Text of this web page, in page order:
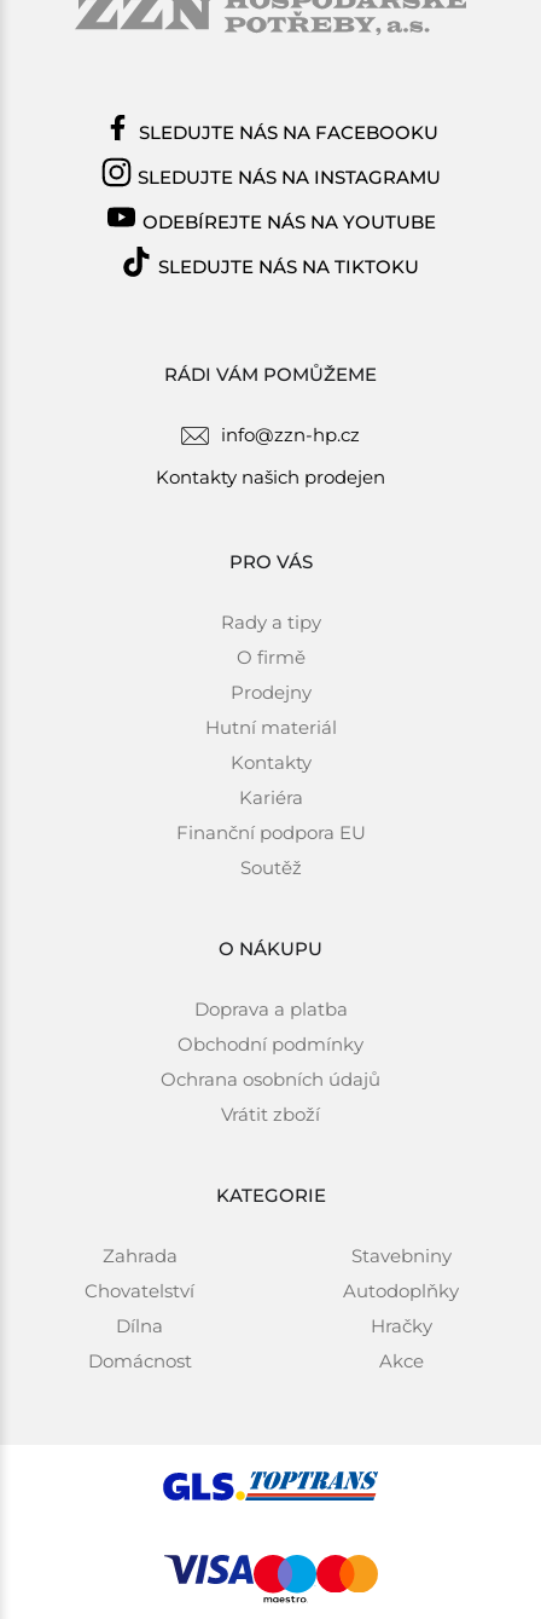
RÁDI VÁM POMŮŽEME
info@zzn-hp.cz
Kontakty našich prodejen
PRO VÁS
Rady a tipy
O firmě
Prodejny
Hutní materiál
Kontakty
Kariéra
Finanční podpora EU
Soutěž
O NÁKUPU
Doprava a platba
Obchodní podmínky
Ochrana osobních údajů
Vrátit zboží
KATEGORIE
Zahrada
Chovatelství
Dílna
Domácnost
Stavebniny
Autodoplňky
Hračky
Akce
SLEDUJTE NÁS NA FACEBOOKU
SLEDUJTE NÁS NA INSTAGRAMU
ODEBÍREJTE NÁS NA YOUTUBE
SLEDUJTE NÁS NA TIKTOKU